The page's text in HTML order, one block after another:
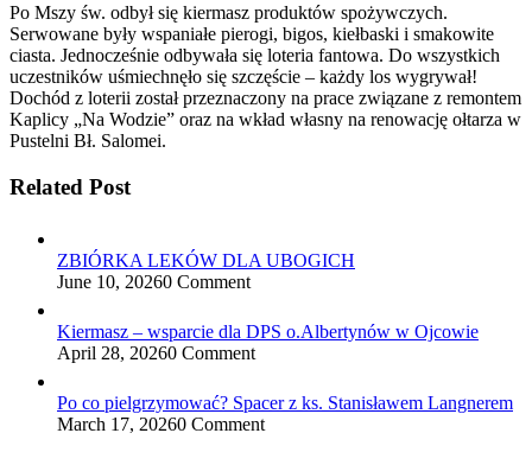
Po Mszy św. odbył się kiermasz produktów spożywczych.
Serwowane były wspaniałe pierogi, bigos, kiełbaski i smakowite
ciasta. Jednocześnie odbywała się loteria fantowa. Do wszystkich
uczestników uśmiechnęło się szczęście – każdy los wygrywał!
Dochód z loterii został przeznaczony na prace związane z remontem
Kaplicy „Na Wodzie” oraz na wkład własny na renowację ołtarza w
Pustelni Bł. Salomei.
Related Post
ZBIÓRKA LEKÓW DLA UBOGICH
June 10, 20260 Comment
Kiermasz – wsparcie dla DPS o.Albertynów w Ojcowie
April 28, 20260 Comment
Po co pielgrzymować? Spacer z ks. Stanisławem Langnerem
March 17, 20260 Comment